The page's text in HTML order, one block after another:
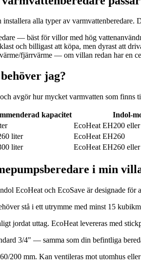
alla typer av varmvattenberedare.
— bäst för villor med hög
och billigast att köpa, men dyrast att
fjärrvärme — om villan redan har en
jag?
avgör hur mycket varmvatten som finns
kapacitet
Indol-
EcoHeat EH200
liter
EcoHeat EH260
liter EcoHeat EH260
i min
EcoHeat och EcoSave är designade
stå i ett utrymme med minst 15
jordat uttag. EcoHeat levereras med
3/4" — samma som din befintliga
200 mm. Kan ventileras mot utomhus